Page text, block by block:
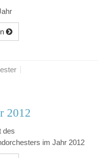
2012
des
im Jahr 2012